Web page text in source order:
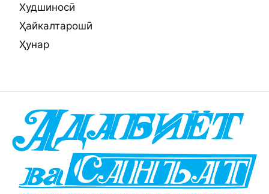
Худшиносӣ
Ҳайкалтарошӣ
Ҳунар